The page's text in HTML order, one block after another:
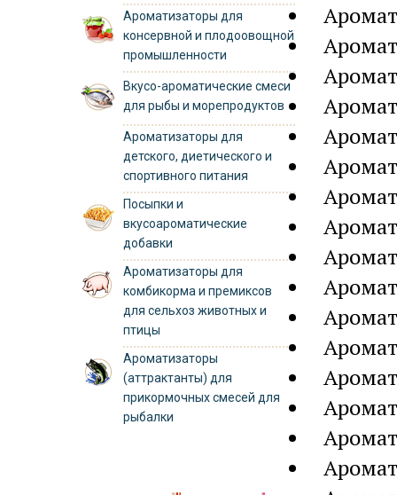
Ароматизаторы для
консервной и плодоовощной
промышленности
Вкусо-ароматические смеси
для рыбы и морепродуктов
Ароматизаторы для
детского, диетического и
спортивного питания
Посыпки и
вкусоароматические
добавки
Ароматизаторы для
комбикорма и премиксов
для сельхоз животных и
птицы
Ароматизаторы
(аттрактанты) для
прикормочных смесей для
рыбалки